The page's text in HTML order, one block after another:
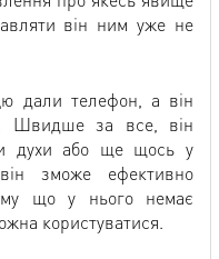
він ним уже не
дали телефон, а він
Швидше за все, він
духи або ще щось у
зможе ефективно
що у нього немає
користуватися.